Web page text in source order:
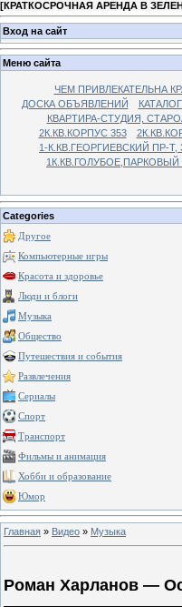
[КРАТКОСРОЧНАЯ АРЕНДА В
Вход на сайт
Меню сайта
ЧЕМ ПРИВЛЕКАТЕЛЬНА
ДОСКА ОБЪЯВЛЕНИЙ
КВАРТИРА-СТУДИЯ,
2К.КВ.КОРПУС 353
1-К.КВ.ГЕОРГИЕВСКИЙ ПР-Т,
1К.КВ.ГОЛУБОЕ,ПАРКОВЫЙ
Categories
Другое
Компьютерные игры
Красота и здоровье
Люди и блоги
Музыка
Общество
Путешествия и события
Развлечения
Сериалы
Спорт
Транспорт
Фильмы и анимация
Хобби и образование
Юмор
Главная » Видео » Музыка
Роман Харланов —